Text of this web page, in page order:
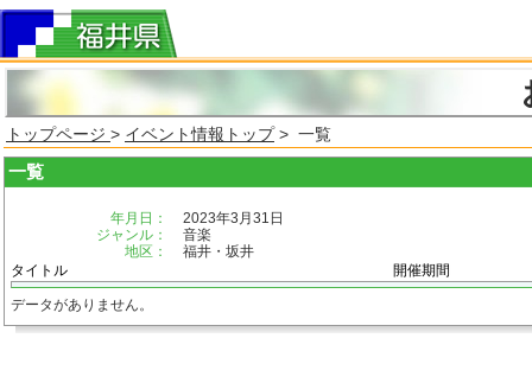
トップページ > イベント情報トップ> 一覧
一覧
年月日：
2023年3月31日
ジャンル：
音楽
地区：
福井・坂井
タイトル
開催期間
データがありません。